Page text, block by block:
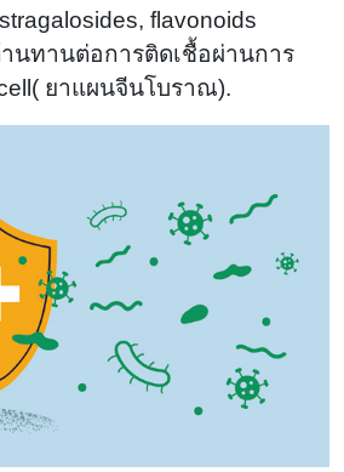
flavonoids
นทานต่อการติดเชื้อผ่านการ
( ยาแผนจีนโบราณ).